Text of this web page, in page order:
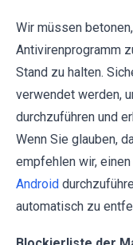
Wir müssen
Antivirenprogramm
Stand zu halten.
verwendet werden,
durchzuführen und
Wenn Sie glauben,
empfehlen wir,
Android
automatisch zu